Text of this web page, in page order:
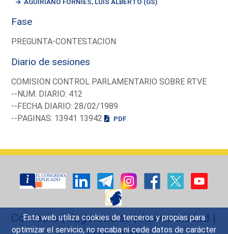
Esta web utiliza cookies de terceros y propias para
optimizar el servicio, no recaba ni cede datos de carácter
Fase
PREGUNTA-CONTESTACION
Diario de sesiones
COMISION CONTROL PARLAMENTARIO SOBRE RTVE
--NUM. DIARIO: 412
--FECHA DIARIO: 28/02/1989
--PAGINAS: 13941 13942
PDF
Contacto|Sugerencias|Accesibilidad |